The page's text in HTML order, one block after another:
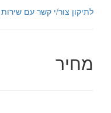
לתיקון צור/י קשר עם
מחיר